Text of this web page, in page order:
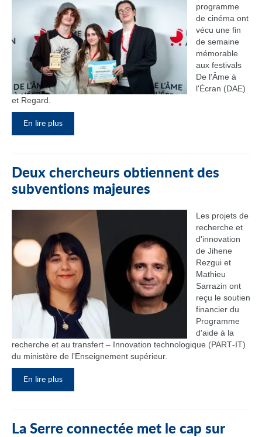
programme
de cinéma ont
vécu une fin
de semaine
mémorable
aux festivals
De l'Âme à
l'Écran (DAE)
et Regard.
En lire plus
Deux chercheurs obtiennent des
subventions majeures
Les projets de
recherche et
d'innovation
de Jihene
Rezgui et
Mathieu
Sarrazin ont
reçu le soutien
financier du
Programme
d'aide à la
recherche et au transfert – Innovation technologique (PART‑IT)
du ministère de l’Enseignement supérieur.
En lire plus
La Serre connectée met le cap sur